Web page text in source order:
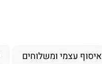
איסוף עצמי ומשלוחים